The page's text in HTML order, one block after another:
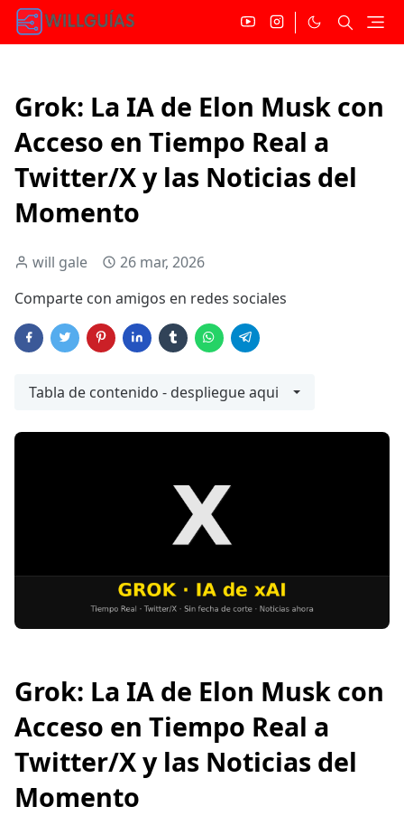
Grok: La IA de Elon Musk con
Acceso en Tiempo Real a
Twitter/X y las Noticias del
Momento
will gale
26 mar, 2026
Comparte con amigos en redes sociales
Tabla de contenido - despliegue aqui
Grok: La IA de Elon Musk con
Acceso en Tiempo Real a
Twitter/X y las Noticias del
Momento